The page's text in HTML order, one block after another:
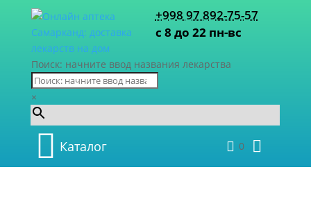
+998 97 892-75-57
с 8 до 22 пн-вс
Поиск: начните ввод названия лекарства
×
Каталог 0